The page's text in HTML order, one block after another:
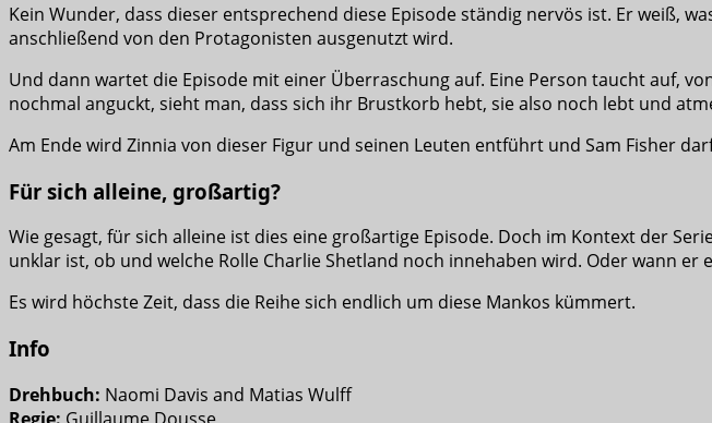
Kein Wunder, dass dieser entsprechend diese Episode ständig nervös ist. Er weiß,
anschließend von den Protagonisten ausgenutzt wird.
Und dann wartet die Episode mit einer Überraschung auf. Eine Person taucht auf,
nochmal anguckt, sieht man, dass sich ihr Brustkorb hebt, sie also noch lebt und
Am Ende wird Zinnia von dieser Figur und seinen Leuten entführt und Sam Fisher
Für sich alleine, großartig?
Wie gesagt, für sich alleine ist dies eine großartige Episode. Doch im Kontext der
unklar ist, ob und welche Rolle Charlie Shetland noch innehaben wird. Oder wann
Es wird höchste Zeit, dass die Reihe sich endlich um diese Mankos kümmert.
Info
Drehbuch: Naomi Davis and Matias Wulff